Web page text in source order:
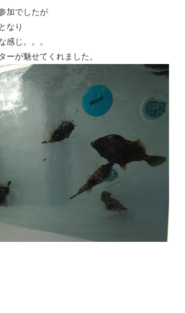
加でしたが
なり
感じ。。。
ーが魅せてくれました。